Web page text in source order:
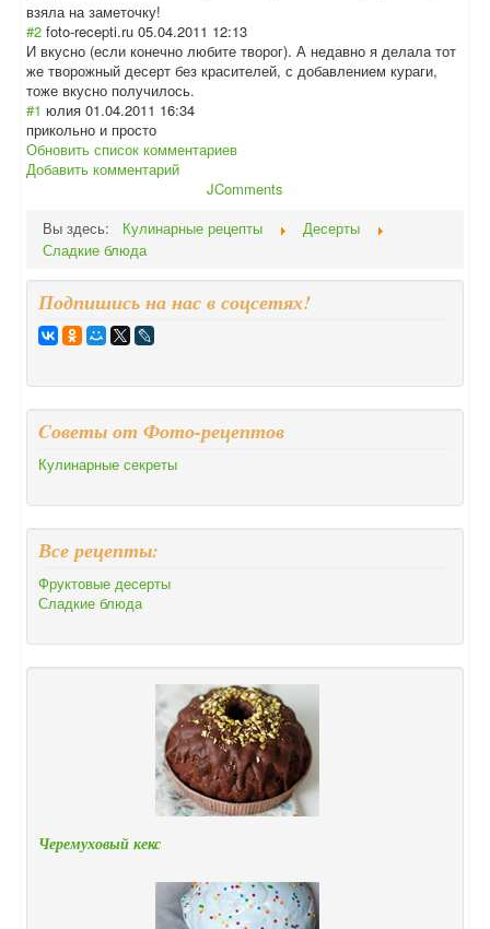
взяла на заметочку!
#2 foto-recepti.ru 05.04.2011 12:13
И вкусно (если конечно любите творог). А недавно я делала тот
же творожный десерт без красителей, с добавлением кураги,
тоже вкусно получилось.
#1 юлия 01.04.2011 16:34
прикольно и просто
Обновить список комментариев
Добавить комментарий
JComments
Вы здесь:
Кулинарные рецепты
Десерты
Сладкие блюда
Подпишись на нас в соцсетях!
Cоветы от Фото-рецептов
Кулинарные секреты
Все рецепты:
Фруктовые десерты
Сладкие блюда
Черемуховый кекс